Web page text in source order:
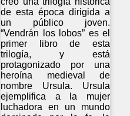
de esta época dirigida a
un público joven.
“Vendrán los lobos” es el
primer libro de esta
trilogía, y está
protagonizado por una
heroína medieval de
nombre Ursula. Ursula
ejemplifica a la mujer
luchadora en un mundo